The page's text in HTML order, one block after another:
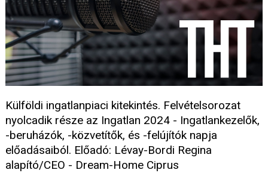
Külföldi ingatlanpiaci kitekintés. Felvételsorozat
nyolcadik része az Ingatlan 2024 - Ingatlankezelők,
-beruházók, -közvetítők, és -felújítók napja
előadásaiból. Előadó: Lévay-Bordi Regina
alapító/CEO - Dream-Home Ciprus